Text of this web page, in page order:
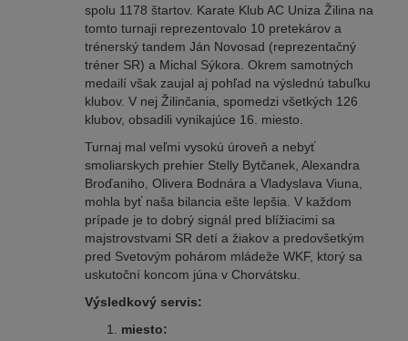
spolu 1178 štartov. Karate Klub AC Uniza Žilina na
tomto turnaji reprezentovalo 10 pretekárov a
trénerský tandem Ján Novosad (reprezentačný
tréner SR) a Michal Sýkora. Okrem samotných
medailí však zaujal aj pohľad na výslednú tabuľku
klubov. V nej Žilinčania, spomedzi všetkých 126
klubov, obsadili vynikajúce 16. miesto.
Turnaj mal veľmi vysokú úroveň a nebyť
smoliarskych prehier Stelly Bytčanek, Alexandra
Broďaniho, Olivera Bodnára a Vladyslava Viuna,
mohla byť naša bilancia ešte lepšia. V každom
prípade je to dobrý signál pred blížiacimi sa
majstrovstvami SR detí a žiakov a predovšetkým
pred Svetovým pohárom mládeže WKF, ktorý sa
uskutoční koncom júna v Chorvátsku.
Výsledkový servis:
miesto: